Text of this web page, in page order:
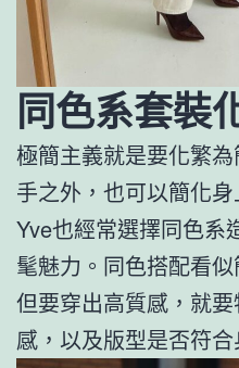
同色系套裝
極簡主義就是要化繁
手之外，也可以簡化
Yve也經常選擇同色系
髦魅力。同色搭配看
但要穿出高質感，就
感，以及版型是否符合